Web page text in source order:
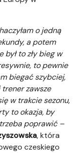
o jedną
a potem
był to zły bieg w
to pewnie
biegać szybciej,
zawsze
w trakcie sezonu,
to okazja, by
poprawić –
, która
czeskiego